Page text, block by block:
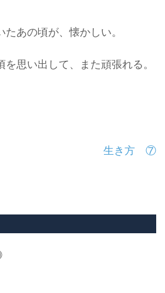
あの頃が、懐かしい。
思い出して、また頑張れる。
生き方 ⑦